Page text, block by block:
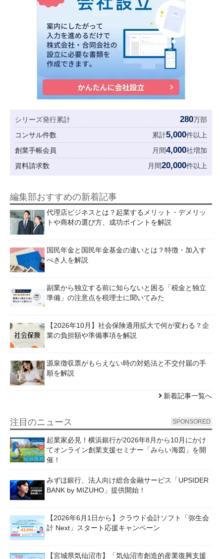
シリーズ発行累計 280万部
コンサル件数
累計5,000件以上
創業手帳会員
月間4,000社増加
資料請求数
月間20,000件以上
編集部おすすめの新着記事
代理店ビジネスとは？起業するメリット・デメリッ
トや商材の選び方、成功ポイントを解説
国民年金と国民年金基金の違いとは？特徴・加入す
べき人を解説
副業から独立する前に知らないと困る「税金と独立
準備」の注意点を税理士に聞いてみた
【2026年10月】社会保険適用拡大で何が変わる？企
業の負担額や準備事項を解説
源泉徴収票がもらえない時の対処法と不交付届の手
順を解説
新着記事一覧へ
注目のニュース SPONSORED
起業家必見！横浜銀行が2026年8月から10月にかけ
てオンライン創業支援セミナー「みらい海図」を開
催！
みずほ銀行、法人向け総合金融サービス「UPSIDER
BANK by MIZUHO」提供開始！
【2026年6月1日から】クラウド会計ソフト「弥生会
計 Next」スタート応援キャンペーン
【宮城県気仙沼市】「気仙沼市創造的産業復興支援